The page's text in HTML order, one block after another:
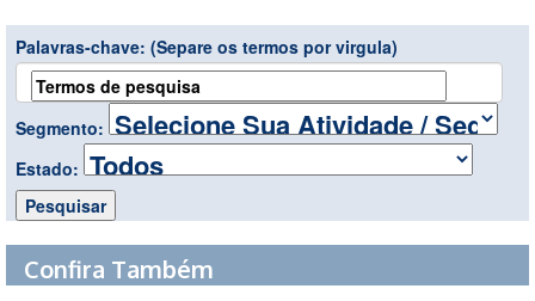
Palavras-chave: (Separe os termos por virgula)
Segmento:
Estado:
Confira Também